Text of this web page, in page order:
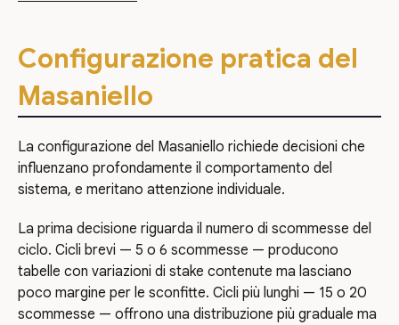
Configurazione pratica del
Masaniello
La configurazione del Masaniello richiede decisioni che
influenzano profondamente il comportamento del
sistema, e meritano attenzione individuale.
La prima decisione riguarda il numero di scommesse del
ciclo. Cicli brevi — 5 o 6 scommesse — producono
tabelle con variazioni di stake contenute ma lasciano
poco margine per le sconfitte. Cicli più lunghi — 15 o 20
scommesse — offrono una distribuzione più graduale ma